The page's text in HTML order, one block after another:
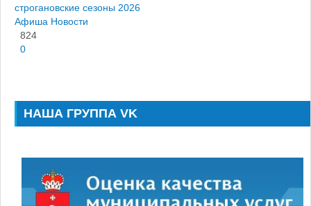
строгановские сезоны 2026
Афиша Новости
824
0
НАША ГРУППА VK